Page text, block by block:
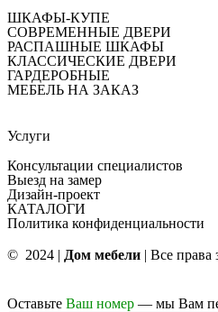
ШКАФЫ-КУПЕ
СОВРЕМЕННЫЕ ДВЕРИ
РАСПАШНЫЕ ШКАФЫ
КЛАССИЧЕСКИЕ ДВЕРИ
ГАРДЕРОБНЫЕ
МЕБЕЛЬ НА ЗАКАЗ
Услуги
Консультации специалистов
Выезд на замер
Дизайн-проект
КАТАЛОГИ
Политика конфиденциальности
© 2024 | Дом мебели | Все
Оставьте Ваш номер — мы Вам